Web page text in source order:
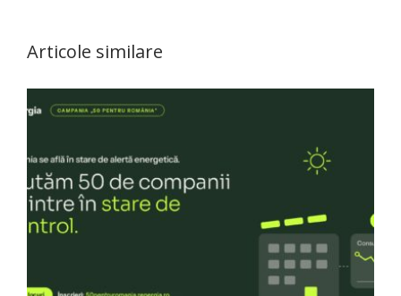
Articole similare